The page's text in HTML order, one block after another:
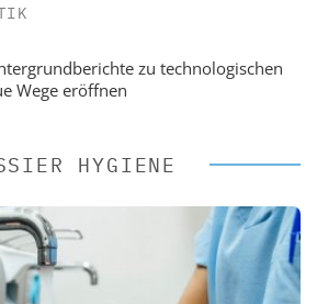
zu technologischen
Wege eröffnen
HYGIENE